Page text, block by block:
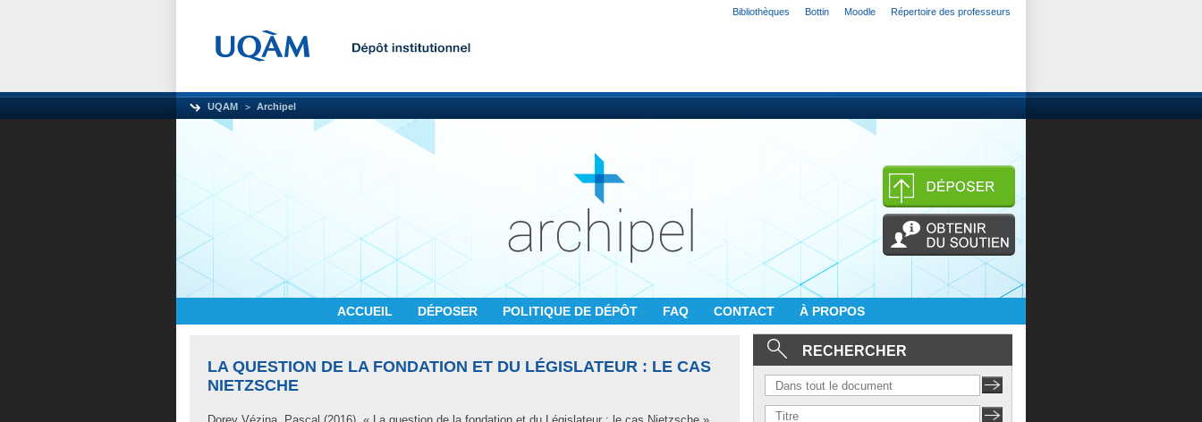
Bibliothèques Bottin Moodle Répertoire des professeurs
UQAM Archipel
ACCUEIL DÉPOSER POLITIQUE DE DÉPÔT FAQ CONTACT À PROPOS
LA QUESTION DE LA FONDATION ET DU LÉGISLATEUR : LE CAS
NIETZSCHE
RECHERCHER